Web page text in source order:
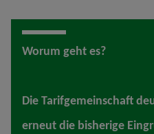
Worum geht es?
Die Tarifgemeinschaft
erneut die bisherige